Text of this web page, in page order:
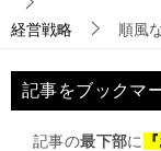
経営戦略 順風
記事をブックマ
記事の最下部に